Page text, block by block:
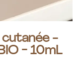
cutanée -
- 10mL